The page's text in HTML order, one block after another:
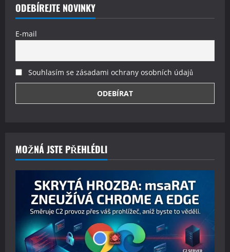
ODEBÍREJTE NOVINKY
E-mail
Souhlasím se zásadami ochrany osobních údajů
MOŽNÁ JSTE PŘEHLÉDLI